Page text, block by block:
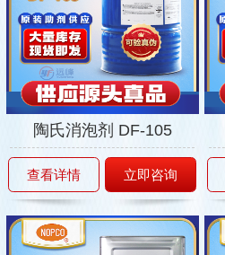
陶氏消泡剂 DF-105
查看详情 立即咨询